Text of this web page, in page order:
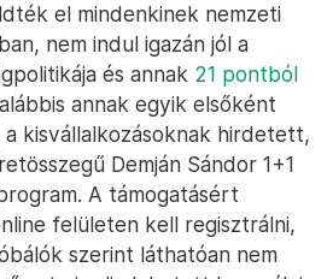
el mindenkinek nemzeti
nem indul igazán jól a
és annak 21 pontból
annak egyik elsőként
kisvállalkozásoknak hirdetett,
Demján Sándor 1+1
A támogatásért
felületen kell regisztrálni,
szerint láthatóan nem